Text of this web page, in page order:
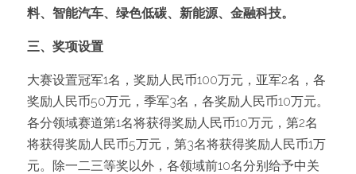
料、智能汽车、绿色低碳、新能源、金融科技。
三、奖项设置
大赛设置冠军1名，奖励人民币100万元，亚军2名，各
奖励人民币50万元，季军3名，各奖励人民币10万元。
各分领域赛道第1名将获得奖励人民币10万元，第2名
将获得奖励人民币5万元，第3名将获得奖励人民币1万
元。除一二三等奖以外，各领域前10名分别给予中关